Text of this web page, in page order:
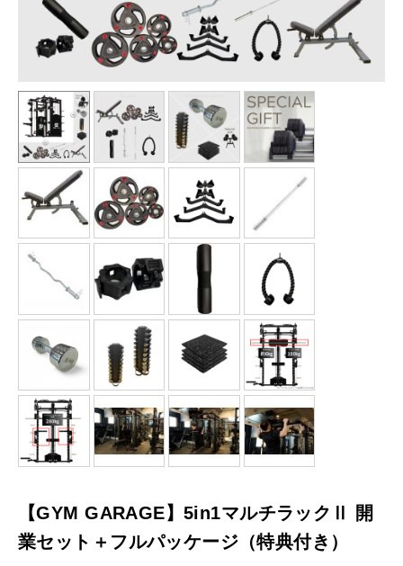
【GYM GARAGE】5in1マルチラックⅡ 開
業セット＋フルパッケージ（特典付き）